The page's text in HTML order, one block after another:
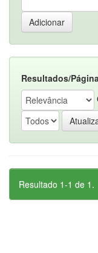
Resultados/Página
Resultado 1-1 de 1.